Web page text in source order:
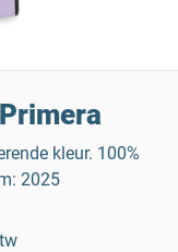
kleur. 100%
2025